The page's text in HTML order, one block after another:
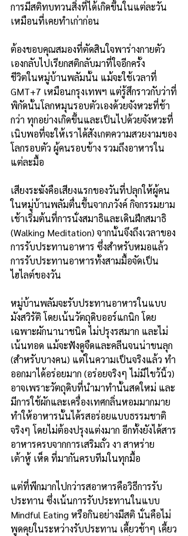
การมีสติทบทวนสิ่งที่ได้เกิดขึ้นในแต่ละวัน
เหมือนที่เคยทำเก่าก่อน
ต้องขอบคุณสมองที่ตัดสินใจพาร่างกายตัว
เองกลับไปเรียกสติกลับมาที่ใจอีกครั้ง
ชีวิตในหมู่บ้านพลัมนั้น แม้จะใช้เวลาที่
GMT+7 เหมือนกรุงเทพฯ แต่รู้สึกราวกับว่าที่
พิกัดนั้นโลกหมุนรอบตัวเองด้วยจังหวะที่ช้า
กว่า ทุกอย่างเกิดขึ้นและเป็นไปด้วยจังหวะที่
เนิบพอที่จะให้เราได้สังเกตความสวยงามของ
โลกรอบตัว ผู้คนรอบข้าง รวมถึงอาหารใน
แต่ละมื้อ
เสียงระฆังคือเสียงแรกของวันที่ปลุกให้ผู้คน
ในหมู่บ้านพลัมตื่นขึ้นจากภวังค์ กิจกรรมยาม
เช้าเริ่มต้นที่การนั่งสมาธิและเดินฝึกสมาธิ
(Walking Meditation) จากนั้นจึงถึงเวลาของ
การรับประทานอาหาร ซึ่งสำหรับหมอแล้ว
การรับประทานอาหารทั้งสามมื้อจัดเป็น
ไฮไลต์ของวัน
หมู่บ้านพลัมจะรับประทานอาหารในแบบ
มังสวิรัติ โดยเน้นวัตถุดิบออร์แกนิก โดย
เฉพาะผักนานาชนิด ไม่ปรุงรสมาก และไม่
เน้นทอด แม้จะฟังดูจืดและคลีนจนน่าขนลุก
(สำหรับบางคน) แต่ในความเป็นจริงแล้ว ทำ
ออกมาได้อร่อยมาก (อร่อยจริงๆ ไม่มีไขว้นิ้ว)
อาจเพราะวัตถุดิบที่นำมาทำนั้นสดใหม่ และ
มีการใช้ผักและเครื่องเทศกลิ่นหอมมากมาย
ทำให้อาหารนั้นได้รสอร่อยแบบธรรมชาติ
จริงๆ โดยไม่ต้องปรุงแต่งมาก อีกทั้งยังได้สาร
อาหารครบจากการเสริมถั่ว งา สาหร่าย
เต้าหู้ เห็ด ที่มากันครบทีมในทุกมื้อ
แต่ที่พีกมากไปกว่ารสอาหารคือวิธีการรับ
ประทาน ซึ่งเน้นการรับประทานในแบบ
Mindful Eating หรือกินอย่างมีสติ นั่นคือไม่
พูดคุยในระหว่างรับประทาน เคี้ยวช้าๆ เคี้ยว